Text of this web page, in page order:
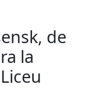
de
la